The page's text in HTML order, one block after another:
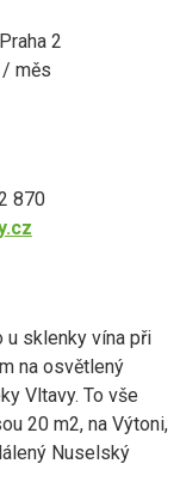
2
měs
870
u sklenky vína při
na osvětlený
Vltavy. To vše
20 m2, na Výtoni,
Nuselský